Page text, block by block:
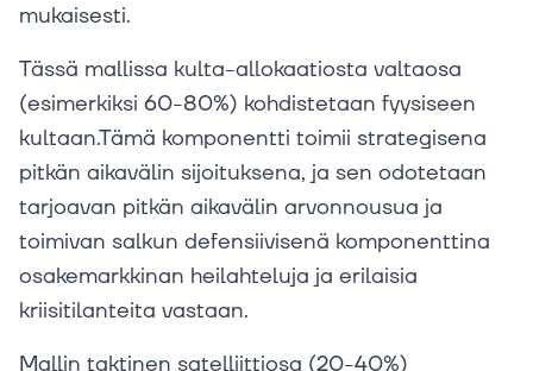
mukaisesti.
Tässä mallissa kulta-allokaatiosta valtaosa
(esimerkiksi 60-80%) kohdistetaan fyysiseen
kultaan.Tämä komponentti toimii strategisena
pitkän aikavälin sijoituksena, ja sen odotetaan
tarjoavan pitkän aikavälin arvonnousua ja
toimivan salkun defensiivisenä komponenttina
osakemarkkinan heilahteluja ja erilaisia
kriisitilanteita vastaan.
Mallin taktinen satelliittiosa (20-40%)